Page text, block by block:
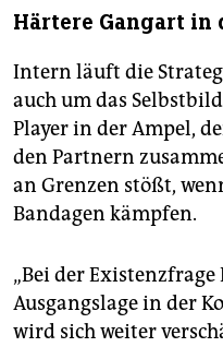
Härtere Gangart
Intern läuft die
auch um das
Player in der Ampel,
den Partnern
an Grenzen stößt,
Bandagen kämpfen.
„Bei der
Ausgangslage in der
wird sich weiter